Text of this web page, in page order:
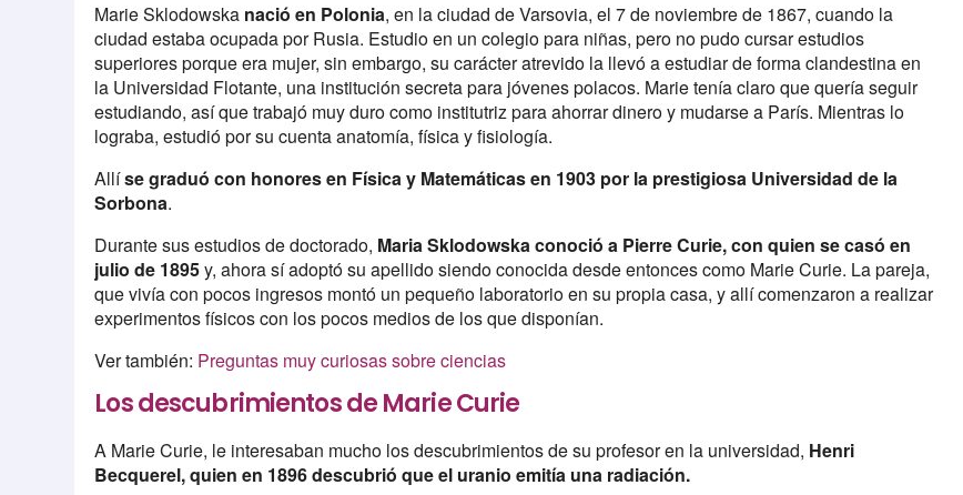
Marie Sklodowska nació en Polonia, en la ciudad de Varsovia, el 7 de noviembre de 1867, cuando la
ciudad estaba ocupada por Rusia. Estudio en un colegio para niñas, pero no pudo cursar estudios
superiores porque era mujer, sin embargo, su carácter atrevido la llevó a estudiar de forma clandestina en
la Universidad Flotante, una institución secreta para jóvenes polacos. Marie tenía claro que quería seguir
estudiando, así que trabajó muy duro como institutriz para ahorrar dinero y mudarse a París. Mientras lo
lograba, estudió por su cuenta anatomía, física y fisiología.
Allíse graduó con honores en Física y Matemáticas en 1903 por la prestigiosa Universidad de la
Sorbona.
Durante sus estudios de doctorado, Maria Sklodowska conoció a Pierre Curie, con quien se casó en
julio de 1895y, ahora sí adoptó su apellido siendo conocida desde entonces como Marie Curie. La pareja,
que vivía con pocos ingresos montó un pequeño laboratorio en su propia casa, y allí comenzaron a realizar
experimentos físicos con los pocos medios de los que disponían.
Ver también: Preguntas muy curiosas sobre ciencias
Los descubrimientos de Marie Curie
A Marie Curie, le interesaban mucho los descubrimientos de su profesor en la universidad, Henri
Becquerel, quien en 1896 descubrió que el uranio emitía una radiación.